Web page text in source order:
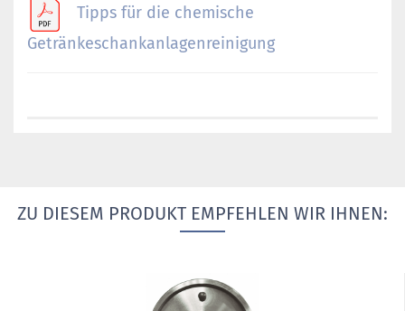
Tipps für die chemische
Getränkeschankanlagenreinigung
ZU DIESEM PRODUKT EMPFEHLEN WIR IHNEN: